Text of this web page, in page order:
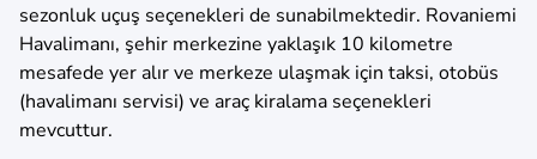
sezonluk uçuş seçenekleri de sunabilmektedir. Rovaniemi
Havalimanı, şehir merkezine yaklaşık 10 kilometre
mesafede yer alır ve merkeze ulaşmak için taksi, otobüs
(havalimanı servisi) ve araç kiralama seçenekleri
mevcuttur.